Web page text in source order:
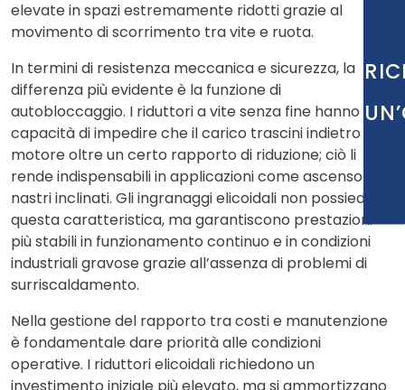
elevate in spazi estremamente ridotti grazie al
movimento di scorrimento tra vite e ruota.
In termini di resistenza meccanica e sicurezza, la
differenza più evidente è la funzione di
autobloccaggio. I riduttori a vite senza fine hanno la
capacità di impedire che il carico trascini indietro il
motore oltre un certo rapporto di riduzione; ciò li
rende indispensabili in applicazioni come ascensori o
nastri inclinati. Gli ingranaggi elicoidali non possiedono
questa caratteristica, ma garantiscono prestazioni
più stabili in funzionamento continuo e in condizioni
industriali gravose grazie all’assenza di problemi di
surriscaldamento.
Nella gestione del rapporto tra costi e manutenzione
è fondamentale dare priorità alle condizioni
operative. I riduttori elicoidali richiedono un